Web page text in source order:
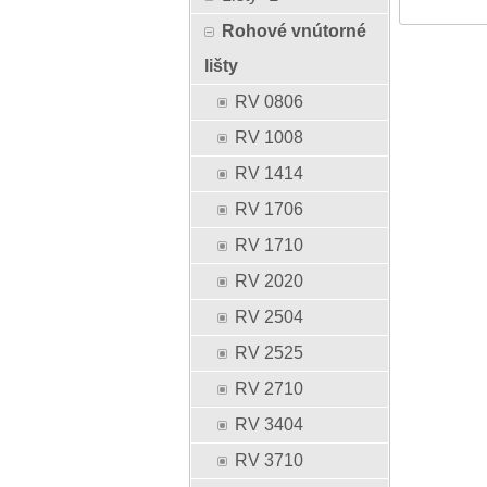
Rohové vnútorné
lišty
RV 0806
RV 1008
RV 1414
RV 1706
RV 1710
RV 2020
RV 2504
RV 2525
RV 2710
RV 3404
RV 3710